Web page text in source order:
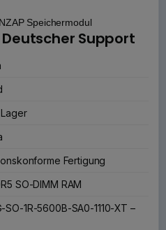
Support
Fertigung
SO-DIMM RAM
1R-5600B-SA0-1110-XT –